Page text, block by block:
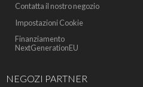
Contatta il nostro negozio
Impostazioni Cookie
Finanziamento
NextGenerationEU
NEGOZI PARTNER